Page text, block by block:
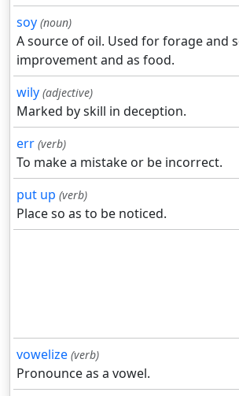
soy (noun)
A source of oil. Used for forage and
improvement and as food.
wily (adjective)
Marked by skill in deception.
err (verb)
To make a mistake or be incorrect.
put up (verb)
Place so as to be noticed.
vowelize (verb)
Pronounce as a vowel.